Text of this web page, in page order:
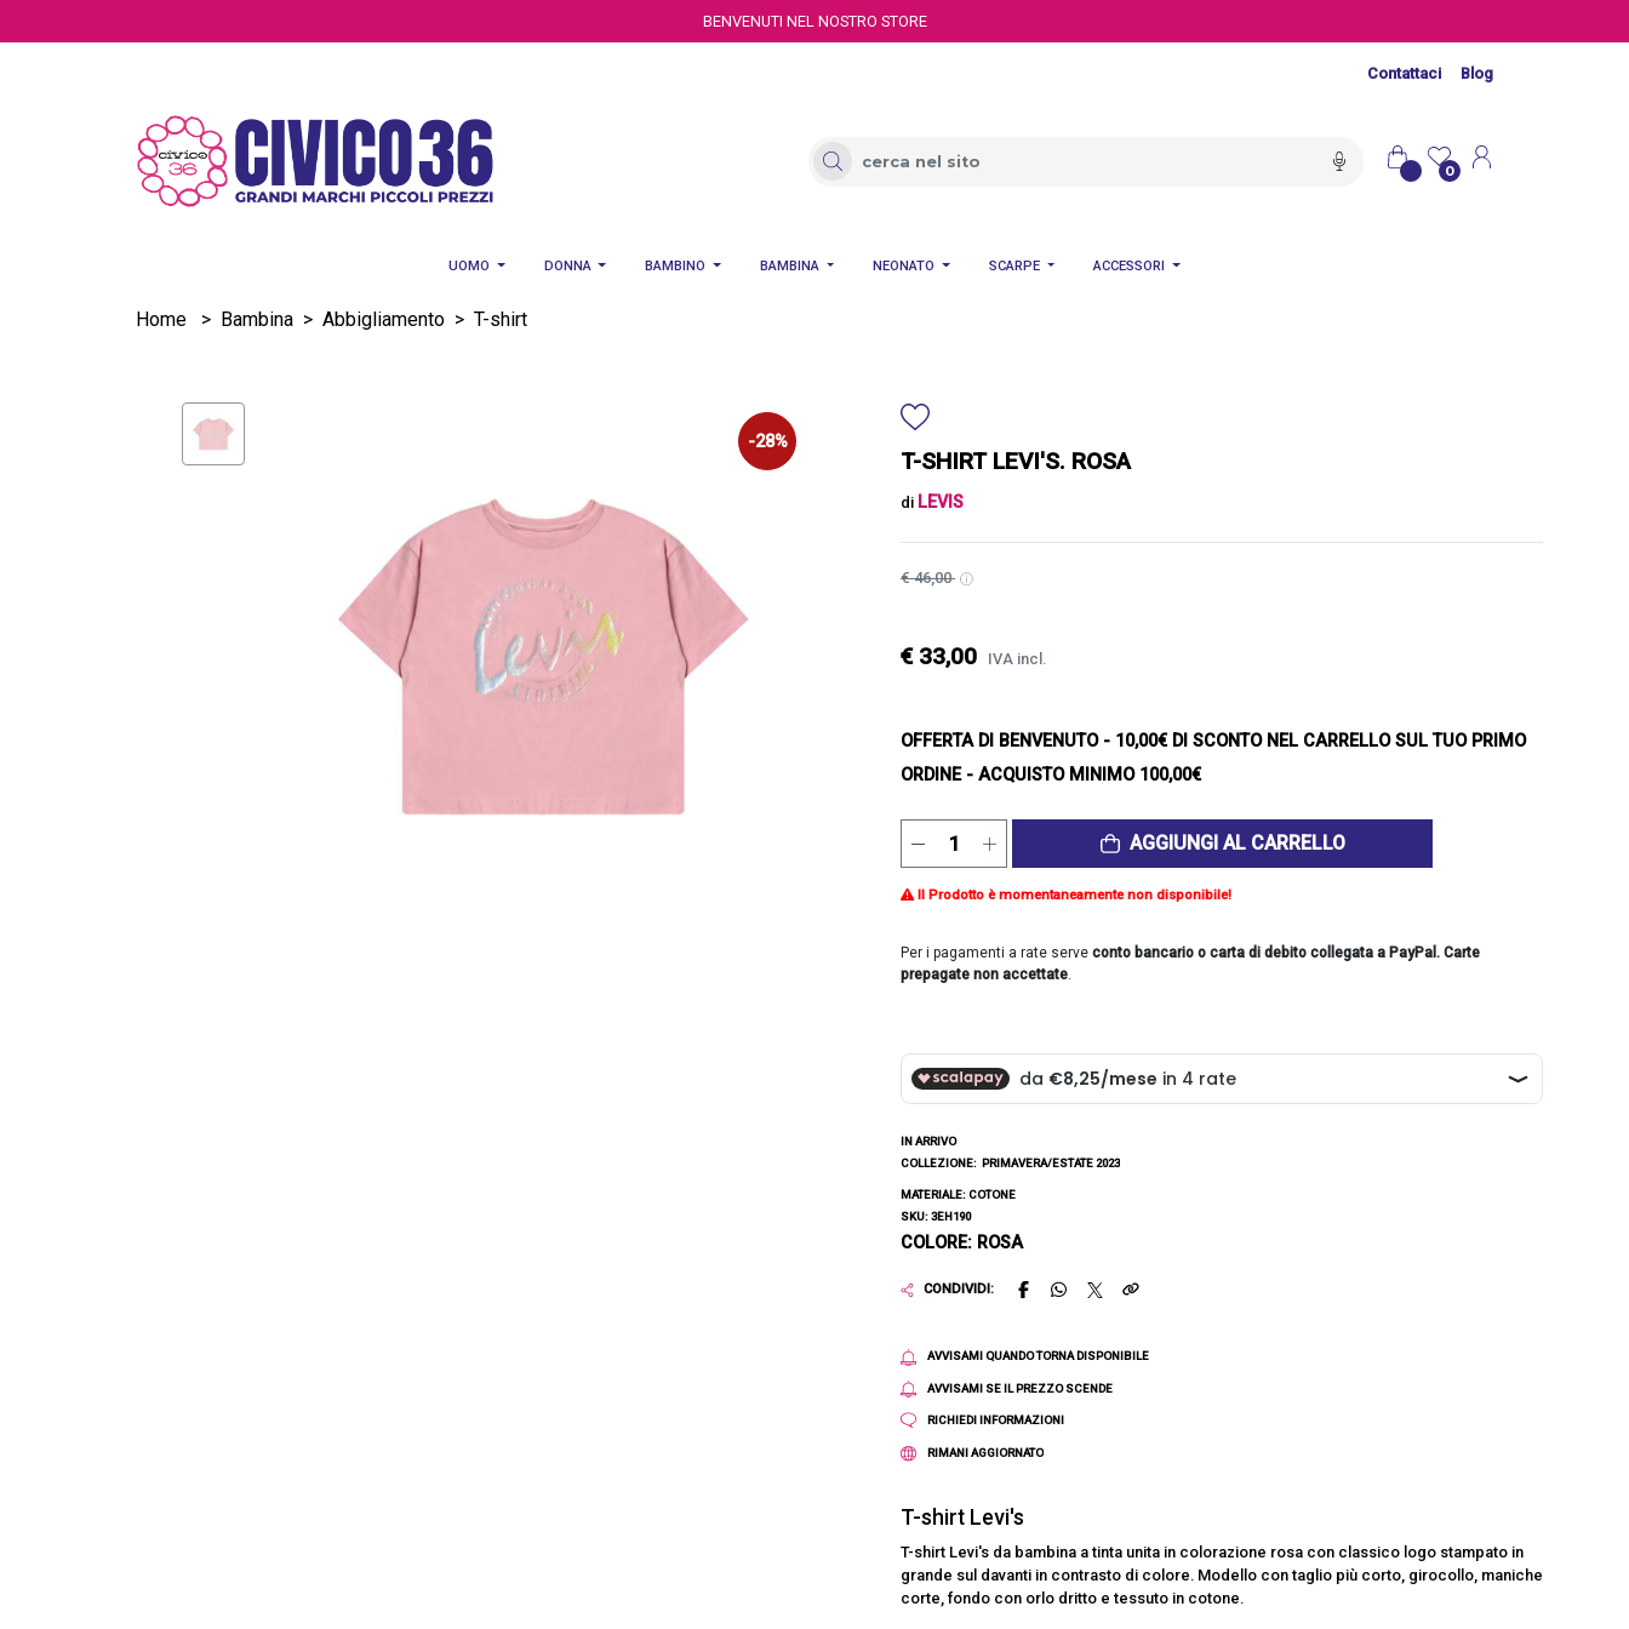
BENVENUTI NEL NOSTRO STORE
Contattaci Blog
0
UOMO DONNA BAMBINO BAMBINA NEONATO SCARPE ACCESSORI
Home > Bambina > Abbigliamento > T-shirt
-28%
T-SHIRT LEVI'S. ROSA
di LEVIS
€ 46,00
€ 33,00 IVA incl.
OFFERTA DI BENVENUTO- 10,00€ DI SCONTO NEL CARRELLO SUL TUO PRIMO
ORDINE - ACQUISTO MINIMO 100,00€
AGGIUNGI AL CARRELLO
Il Prodotto è momentaneamente non disponibile!
Per i pagamenti a rate serve conto bancario o carta di debito collegata a PayPal. Carte
prepagate non accettate.
IN ARRIVO
COLLEZIONE: PRIMAVERA/ESTATE 2023
MATERIALE: COTONE
SKU: 3EH190
COLORE: ROSA
CONDIVIDI:
AVVISAMI QUANDO TORNA DISPONIBILE
AVVISAMI SE IL PREZZO SCENDE
RICHIEDI INFORMAZIONI
RIMANI AGGIORNATO
T-shirt Levi's
T-shirt Levi's da bambina a tinta unita in colorazione rosa con classico logo stampato in
grande sul davanti in contrasto di colore. Modello con taglio più corto, girocollo, maniche
corte, fondo con orlo dritto e tessuto in cotone.